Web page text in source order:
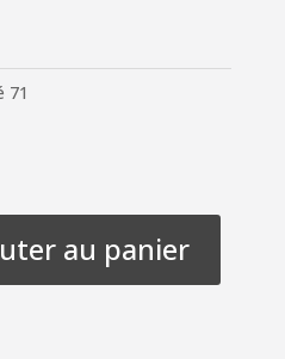
71
au panier